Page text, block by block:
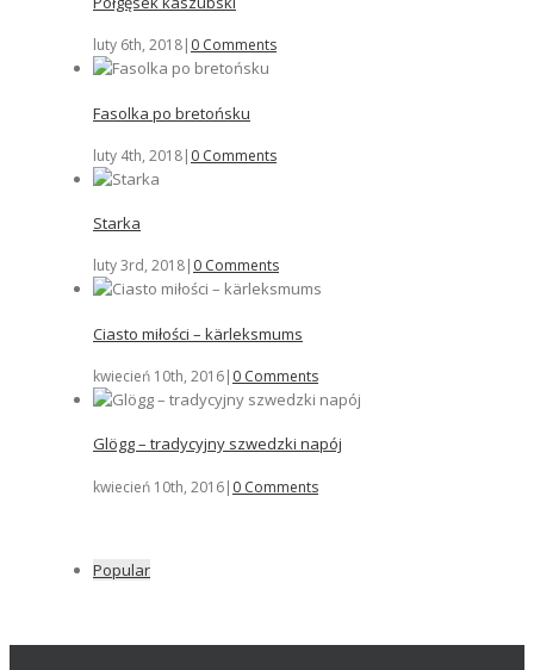
luty 6th, 2018| 0 Comments
Fasolka po bretońsku
luty 4th, 2018| 0 Comments
Starka
luty 3rd, 2018| 0 Comments
Ciasto miłości – kärleksmums
kwiecień 10th, 2016| 0 Comments
Glögg – tradycyjny szwedzki napój
kwiecień 10th, 2016| 0 Comments
Popular